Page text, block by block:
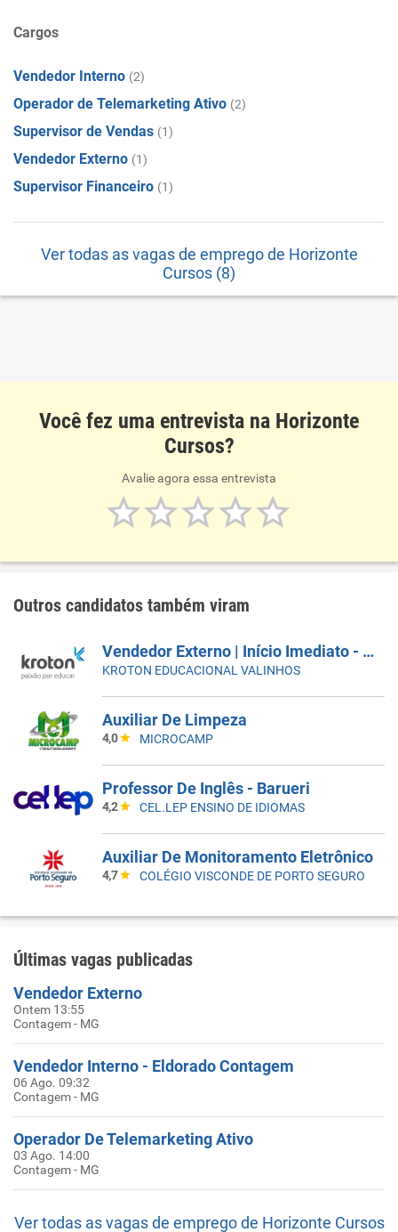
Cargos
Vendedor Interno (2)
Operador de Telemarketing Ativo (2)
Supervisor de Vendas (1)
Vendedor Externo (1)
Supervisor Financeiro (1)
Ver todas as vagas de emprego de Horizonte
Cursos (8)
Você fez uma entrevista na Horizonte
Cursos?
Avalie agora essa entrevista
Outros candidatos também viram
Vendedor Externo | Início Imediato - SUMARÉ
KROTON EDUCACIONAL VALINHOS
Auxiliar De Limpeza
4,0 MICROCAMP
Professor De Inglês - Barueri
4,2 CEL.LEP ENSINO DE IDIOMAS
Auxiliar De Monitoramento Eletrônico
4,7 COLÉGIO VISCONDE DE PORTO SEGURO
Últimas vagas publicadas
Vendedor Externo
Ontem 13:55
Contagem - MG
Vendedor Interno - Eldorado Contagem
06 Ago. 09:32
Contagem - MG
Operador De Telemarketing Ativo
03 Ago. 14:00
Contagem - MG
Ver todas as vagas de emprego de Horizonte Cursos